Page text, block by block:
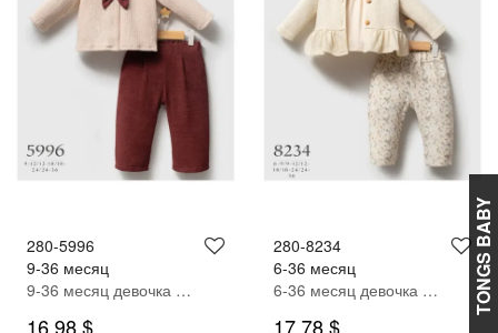
TONGS BABY
280-5996
9-36 месяц
9-36 месяц девочка Кардиган брюки костюм
16,98 $
280-8234
6-36 месяц
6-36 месяц девочка Кардиган брюки костюм
17,78 $